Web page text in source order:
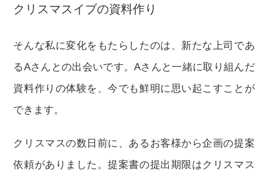
クリスマスイブの資料作り
そんな私に変化をもたらしたのは、新たな上司であ
るAさんとの出会いです。Aさんと一緒に取り組んだ
資料作りの体験を、今でも鮮明に思い起こすことが
できます。
クリスマスの数日前に、あるお客様から企画の提案
依頼がありました。提案書の提出期限はクリスマス